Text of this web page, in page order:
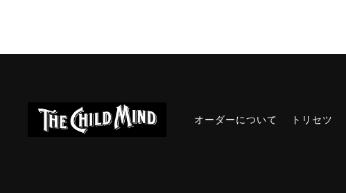
オーダーについて トリセツ